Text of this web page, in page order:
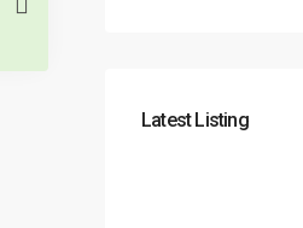
Latest Listing